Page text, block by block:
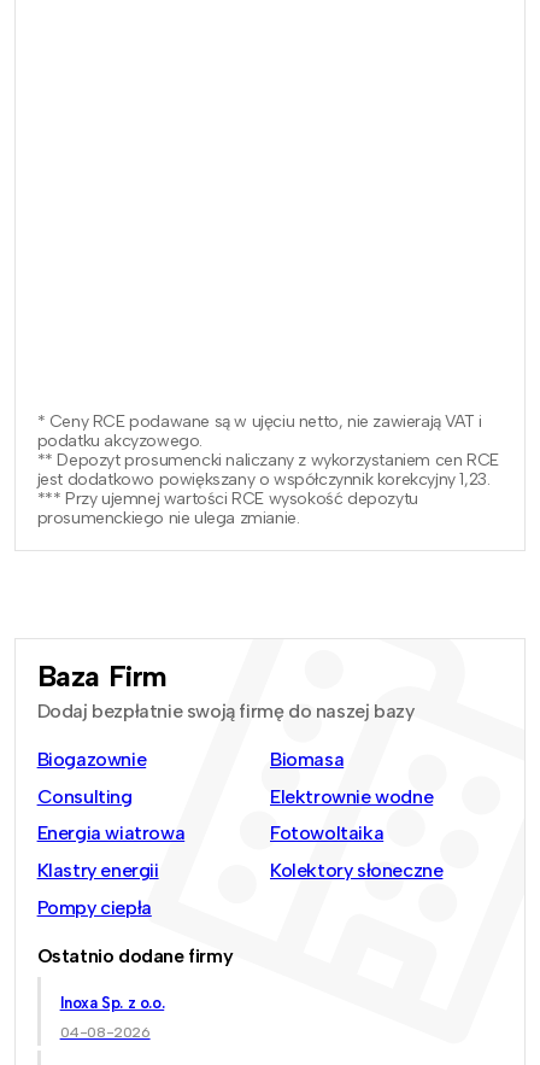
* Ceny RCE podawane są w ujęciu netto, nie zawierają VAT i
podatku akcyzowego.
** Depozyt prosumencki naliczany z wykorzystaniem cen RCE
jest dodatkowo powiększany o współczynnik korekcyjny 1,23.
*** Przy ujemnej wartości RCE wysokość depozytu
prosumenckiego nie ulega zmianie.
Baza Firm
Dodaj bezpłatnie swoją firmę do naszej bazy
Biogazownie
Biomasa
Consulting
Elektrownie wodne
Energia wiatrowa
Fotowoltaika
Klastry energii
Kolektory słoneczne
Pompy ciepła
Ostatnio dodane firmy
Inoxa Sp. z o.o.
04-08-2026